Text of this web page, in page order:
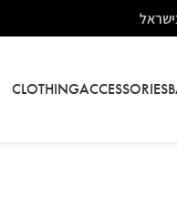
CLOTHINGACCESSORIES